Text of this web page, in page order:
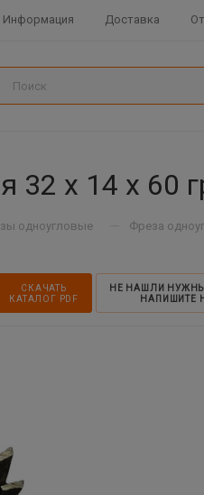
Информация Доставка
32 х 14 х
одноугловые Фреза
СКАЧАТЬ
КАТАЛОГ PDF
НЕ НАШЛИ
НАПИШИТЕ